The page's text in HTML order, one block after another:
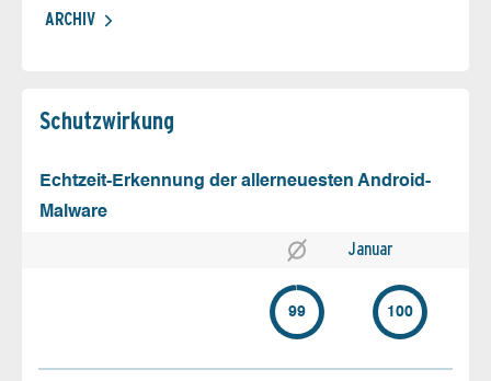
ARCHIV
Schutz­wirkung
Echtzeit-Erkennung der allerneuesten Android-
Malware
Januar
99 100